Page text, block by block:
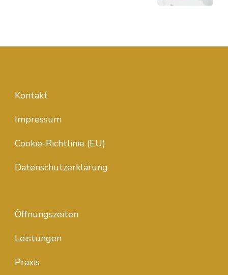
Kontakt
Impressum
Cookie-Richtlinie (EU)
Datenschutzerklärung
Öffnungszeiten
Leistungen
Praxis